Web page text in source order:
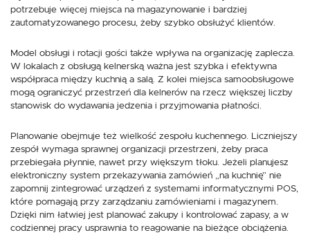
potrzebuje więcej miejsca na magazynowanie i bardziej
zautomatyzowanego procesu, żeby szybko obsłużyć klientów.
Model obsługi i rotacji gości także wpływa na organizację zaplecza.
W lokalach z obsługą kelnerską ważna jest szybka i efektywna
współpraca między kuchnią a salą. Z kolei miejsca samoobsługowe
mogą ograniczyć przestrzeń dla kelnerów na rzecz większej liczby
stanowisk do wydawania jedzenia i przyjmowania płatności.
Planowanie obejmuje też wielkość zespołu kuchennego. Liczniejszy
zespół wymaga sprawnej organizacji przestrzeni, żeby praca
przebiegała płynnie, nawet przy większym tłoku. Jeżeli planujesz
elektroniczny system przekazywania zamówień „na kuchnię” nie
zapomnij zintegrować urządzeń z systemami informatycznymi POS,
które pomagają przy zarządzaniu zamówieniami i magazynem.
Dzięki nim łatwiej jest planować zakupy i kontrolować zapasy, a w
codziennej pracy usprawnia to reagowanie na bieżące obciążenia.